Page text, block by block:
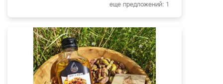
еще предложений: 1